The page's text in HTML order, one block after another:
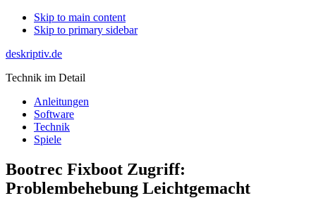
Skip to main content
Skip to primary sidebar
deskriptiv.de
Technik im Detail
Anleitungen
Software
Technik
Spiele
Bootrec Fixboot Zugriff:
Problembehebung Leichtgemacht